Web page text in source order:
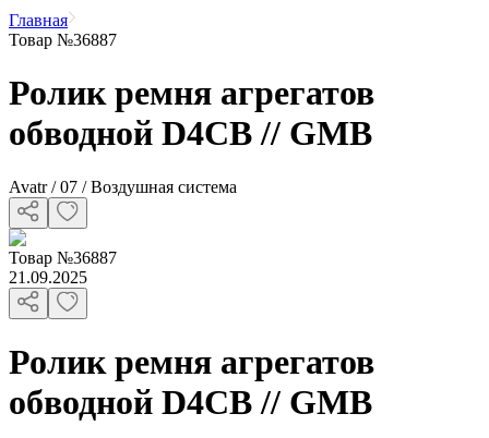
Главная
Товар №36887
Ролик ремня агрегатов
обводной D4CB // GMB
Avatr / 07 / Воздушная система
Товар №36887
21.09.2025
Ролик ремня агрегатов
обводной D4CB // GMB